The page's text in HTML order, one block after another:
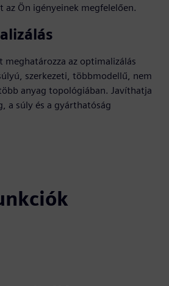
az Ön igényeinek megfelelően.
az optimalizálás
szerkezeti, többmodellű, nem
anyag topológiában. Javíthatja
a súly és a gyárthatóság